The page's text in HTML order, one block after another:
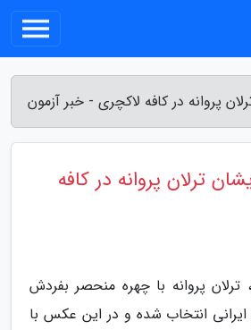
پروانه در کافه لاکچری - خبر آزمون
ترلان پروانه در کافه
ترلان پروانه با چهره منحصر بفردش
ایرانی انتخاب شده و در این عکس با